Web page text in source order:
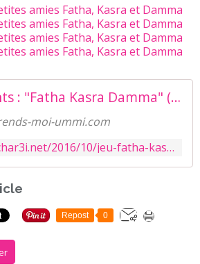
Jeu pour enfants : "Fatha Kasra Damma" (dossier) - العلم الشرعي - La science légiférée
moi-ummi.com
http://www.3ilmchar3i.net/2016/10/jeu-fatha-kasra-damma-pour-les-enfants-dossier.html
Repost 0